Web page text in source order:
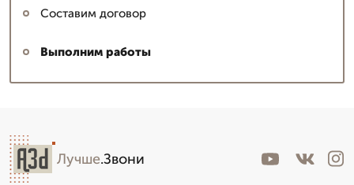
Составим договор
Выполним работы
Лучше.Звони